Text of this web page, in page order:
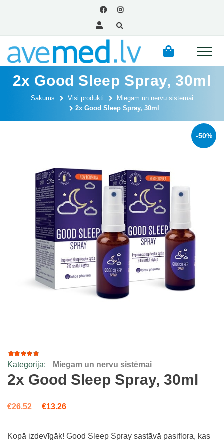
2x Good Sleep Spray, 30ml
Sākums Visi produkti
Miegam un nervu sistēmai
2x Good Sleep Spray, 30ml
-50%
Rated
4.93
out
of 5
28
customer
Kategorija: Miegam un nervu sistēmai
2x Good Sleep Spray, 30ml
€26.52 Original price was: €26.52.
€13.26Current price is: €13.26.
Kopā izdevīgāk! Good Sleep Spray sastāvā pasiflora, kas